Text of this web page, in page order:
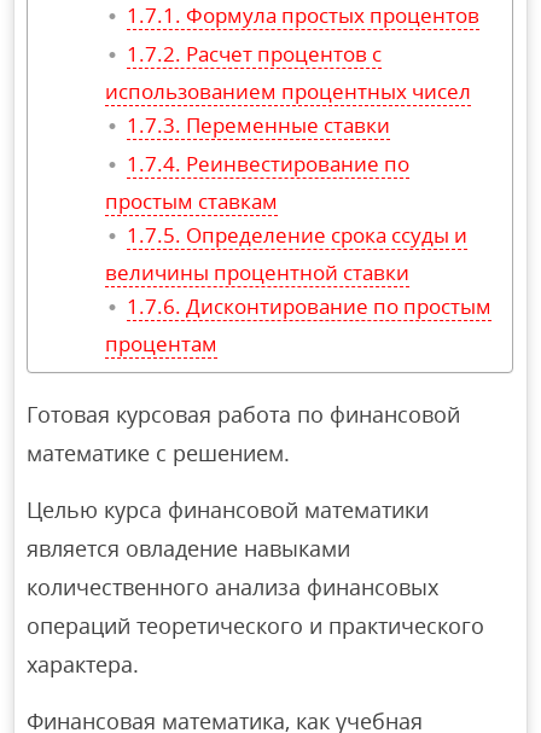
Формула простых процентов
Расчет процентов с
использованием процентных чисел
Переменные ставки
Реинвестирование по
простым ставкам
Определение срока ссуды и
величины процентной ставки
Дисконтирование по простым
процентам
Готовая курсовая работа по финансовой
математике с решением.
Целью курса финансовой математики
является овладение навыками
количественного анализа финансовых
операций теоретического и практического
характера.
Финансовая математика, как учебная